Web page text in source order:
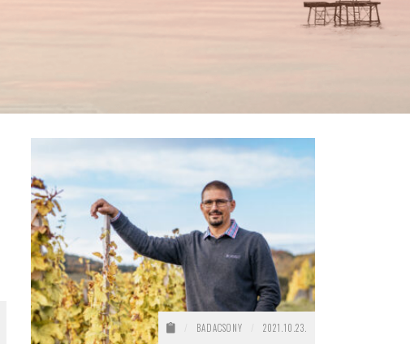
BADACSONY 2021.10.23.